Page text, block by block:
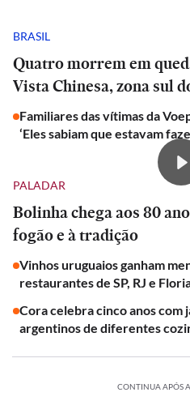
BRASIL
Quatro morrem em
Vista Chinesa, zona sul
Familiares das vítimas da
‘Eles sabiam que estavam
PALADAR
Bolinha chega aos 80
fogão e à tradição
Vinhos uruguaios ganham
restaurantes de SP, RJ e
Cora celebra cinco anos com
argentinos de diferentes
CONTINUA APÓS